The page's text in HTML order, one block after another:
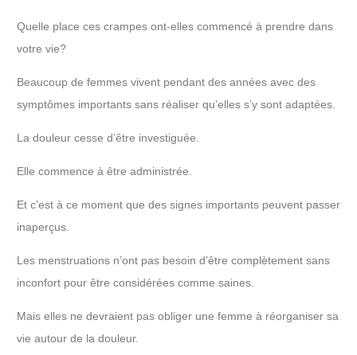
Quelle place ces crampes ont-elles commencé à prendre dans
votre vie?
Beaucoup de femmes vivent pendant des années avec des
symptômes importants sans réaliser qu’elles s’y sont adaptées.
La douleur cesse d’être investiguée.
Elle commence à être administrée.
Et c’est à ce moment que des signes importants peuvent passer
inaperçus.
Les menstruations n’ont pas besoin d’être complètement sans
inconfort pour être considérées comme saines.
Mais elles ne devraient pas obliger une femme à réorganiser sa
vie autour de la douleur.